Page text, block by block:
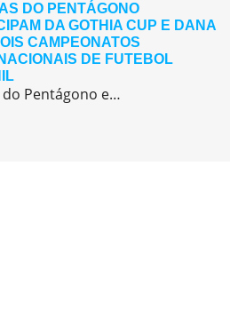
DO PENTÁGONO
DA GOTHIA CUP E DANA
CAMPEONATOS
DE FUTEBOL
Alunos do Pentágono embarcaram para a Europa, onde participaram de duas das maiores competições internacionais de futebol juvenil